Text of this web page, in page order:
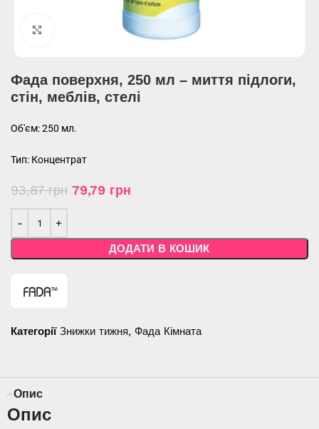
Click to enlarge
Фада поверхня, 250 мл – миття підлоги,
стін, меблів, стелі
Об'єм: 250 мл.
Тип: Концентрат
93,87грн 79,79 грн
ДОДАТИ В КОШИК
Категорії Знижки тижня, Фада Кімната
Опис
Опис